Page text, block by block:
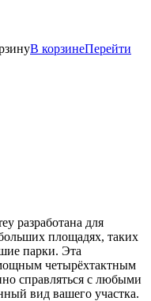
В корзинеПерейти
разработана для
площадях, таких
парки. Эта
четырёхтактным
справляться с любыми
вид вашего участка.